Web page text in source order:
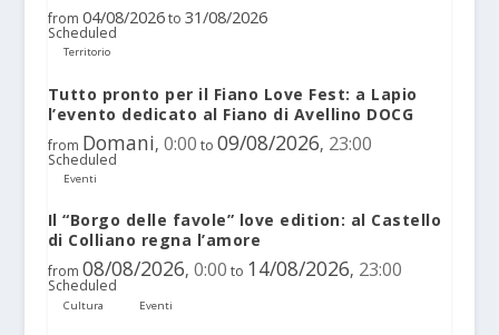
from 04/08/2026 to 31/08/2026
Scheduled
Territorio
Tutto pronto per il Fiano Love Fest: a Lapio
l’evento dedicato al Fiano di Avellino DOCG
from Domani, 0:00 to 09/08/2026, 23:00
Scheduled
Eventi
Il “Borgo delle favole” love edition: al Castello
di Colliano regna l’amore
from 08/08/2026, 0:00 to 14/08/2026, 23:00
Scheduled
Cultura Eventi